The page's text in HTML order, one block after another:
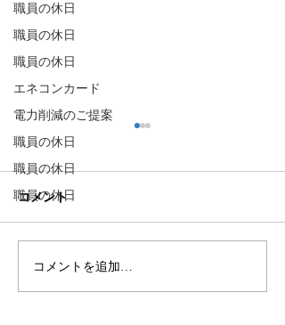
職員の休日
職員の休日
職員の休日
エネコンカード
電力削減のご提案
職員の休日
職員の休日
職員の休日
コメント
コメントを追加…